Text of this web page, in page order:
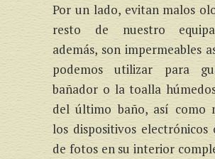
Por un lado, evitan malos
resto de nuestro
además, son impermeables
podemos utilizar para
bañador o la toalla
del último baño, así como
los dispositivos electrónicos
de fotos en su interior